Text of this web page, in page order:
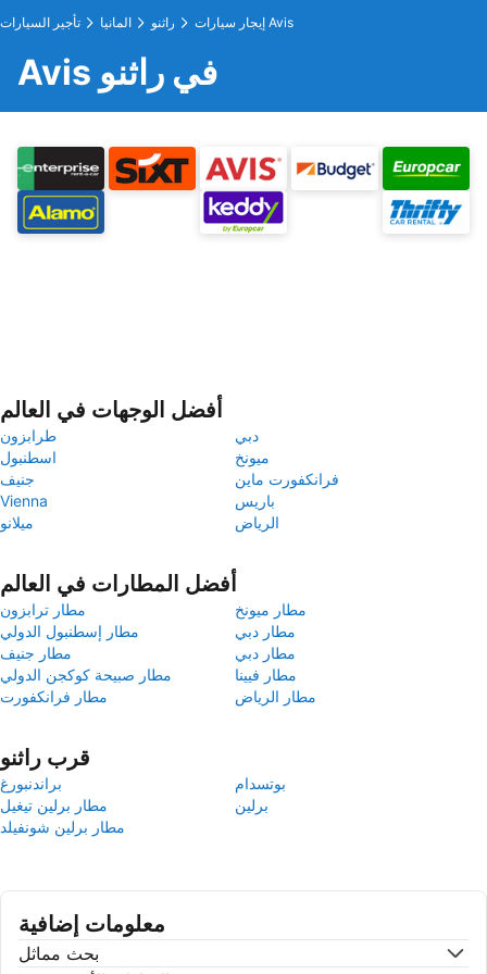
تأجير السيارات المانيا راثنو إيجار سيارات Avis
Avis في راثنو
أفضل الوجهات في العالم
طرابزون
دبي
اسطنبول
ميونخ
جنيف
فرانكفورت ماين
Vienna
باريس
ميلانو
الرياض
أفضل المطارات في العالم
مطار ترابزون
مطار ميونخ
مطار إسطنبول الدولي
مطار دبي
مطار جنيف
مطار دبي
مطار صبيحة كوكجن الدولي
مطار فيينا
مطار فرانكفورت
مطار الرياض
قرب راثنو
براندنبورغ
بوتسدام
مطار برلين تيغيل
برلين
مطار برلين شونفيلد
معلومات إضافية
بحث مماثل